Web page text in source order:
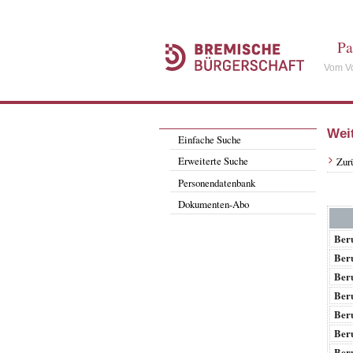
Vom
Einfache Suche
Erweiterte Suche
Personendatenbank
Dokumenten-Abo